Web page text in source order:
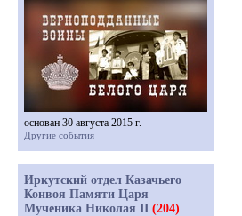
основан 30 августа 2015 г.
Другие события
Иркутский отдел Казачьего
Конвоя Памяти Царя
Мученика Николая II (204)